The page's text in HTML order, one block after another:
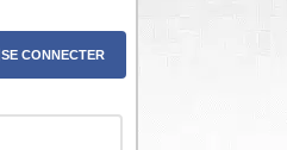
SE CONNECTER